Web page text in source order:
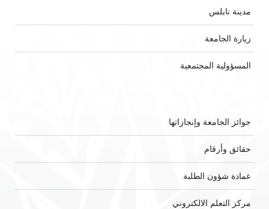
مدينة نابلس
زيارة الجامعة
المسؤولية المجتمعية
جوائز الجامعة وإنجازاتها
حقائق وأرقام
عمادة شؤون الطلبة
مركز التعلم الالكتروني